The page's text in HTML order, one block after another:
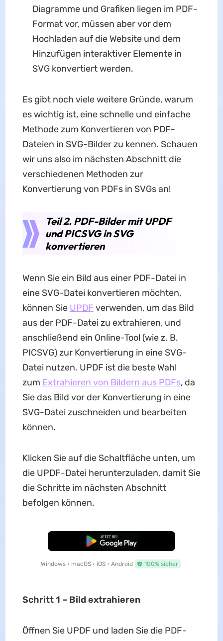
Diagramme und Grafiken liegen im PDF-
Format vor, müssen aber vor dem
Hochladen auf die Website und dem
Hinzufügen interaktiver Elemente in
SVG konvertiert werden.
Es gibt noch viele weitere Gründe, warum
es wichtig ist, eine schnelle und einfache
Methode zum Konvertieren von PDF-
Dateien in SVG-Bilder zu kennen. Schauen
wir uns also im nächsten Abschnitt die
verschiedenen Methoden zur
Konvertierung von PDFs in SVGs an!
Teil 2. PDF-Bilder mit UPDF
und PICSVG in SVG
konvertieren
Wenn Sie ein Bild aus einer PDF-Datei in
eine SVG-Datei konvertieren möchten,
können Sie UPDF verwenden, um das Bild
aus der PDF-Datei zu extrahieren, und
anschließend ein Online-Tool (wie z. B.
PICSVG) zur Konvertierung in eine SVG-
Datei nutzen. UPDF ist die beste Wahl
zum Extrahieren von Bildern aus PDFs, da
Sie das Bild vor der Konvertierung in eine
SVG-Datei zuschneiden und bearbeiten
können.
Klicken Sie auf die Schaltfläche unten, um
die UPDF-Datei herunterzuladen, damit Sie
die Schritte im nächsten Abschnitt
befolgen können.
Kostenloser Download
Windows • macOS • iOS • Android 100% sicher
Schritt 1 – Bild extrahieren
Öffnen Sie UPDF und laden Sie die PDF-